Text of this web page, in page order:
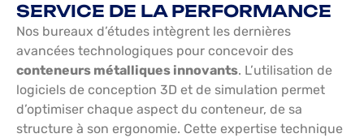
SERVICE DE LA PERFORMANCE
Nos bureaux d’études intègrent les dernières
avancées technologiques pour concevoir des
conteneurs métalliques innovants. L’utilisation de
logiciels de conception 3D et de simulation permet
d’optimiser chaque aspect du conteneur, de sa
structure à son ergonomie. Cette expertise technique